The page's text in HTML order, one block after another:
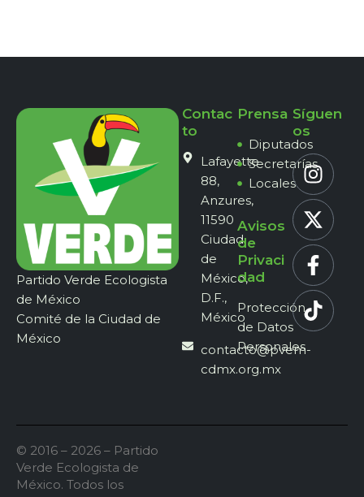
Partido Verde Ecologista
de México
Comité de la Ciudad de
México
Contac
to
Lafayette
88,
Anzures,
11590
Ciudad
de
México,
D.F.,
México
contacto@pvem-
cdmx.org.mx
Prensa
Diputados
Secretarías
Locales
Avisos
de
Privaci
dad
Protección
de Datos
Personales
Síguen
os
© 2016 – 2026 – Partido
Verde Ecologista de
México. Todos los